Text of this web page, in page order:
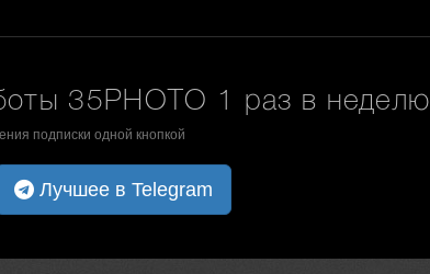
35PHOTO 1 раз в неделю
подписки одной кнопкой
Лучшее в Telegram